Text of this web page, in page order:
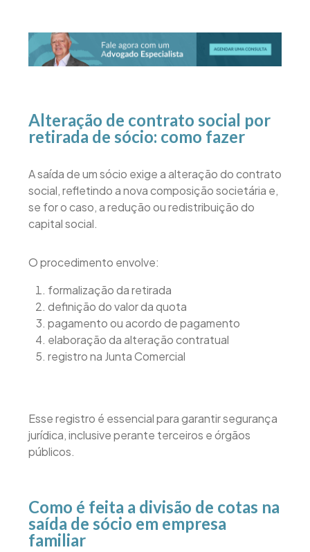
Alteração de contrato social por
retirada de sócio: como fazer
A saída de um sócio exige a alteração do contrato
social, refletindo a nova composição societária e,
se for o caso, a redução ou redistribuição do
capital social.
O procedimento envolve:
formalização da retirada
definição do valor da quota
pagamento ou acordo de pagamento
elaboração da alteração contratual
registro na Junta Comercial
Esse registro é essencial para garantir segurança
jurídica, inclusive perante terceiros e órgãos
públicos.
Como é feita a divisão de cotas na
saída de sócio em empresa
familiar